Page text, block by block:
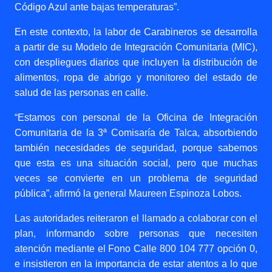
Código Azul ante bajas temperaturas”.
En este contexto, la labor de Carabineros se desarrolla
a partir de su Modelo de Integración Comunitaria (MIC),
con despliegues diarios que incluyen la distribución de
alimentos, ropa de abrigo y monitoreo del estado de
salud de las personas en calle.
“Estamos con personal de la Oficina de Integración
Comunitaria de la 3ª Comisaría de Talca, absorbiendo
también necesidades de seguridad, porque sabemos
que esta es una situación social, pero que muchas
veces se convierte en un problema de seguridad
pública”, afirmó la general Maureen Espinoza Lobos.
Las autoridades reiteraron el llamado a colaborar con el
plan, informando sobre personas que necesiten
atención mediante el Fono Calle 800 104 777 opción 0,
e insistieron en la importancia de estar atentos a lo que